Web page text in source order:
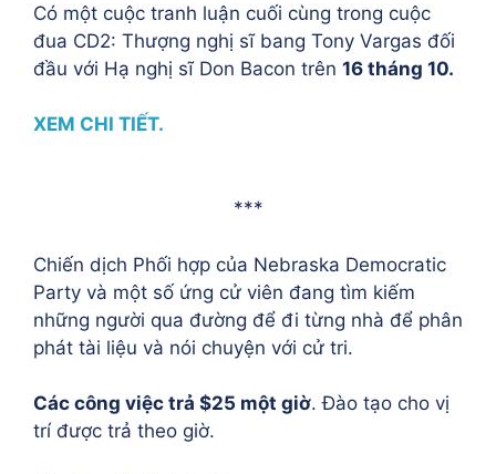
Có một cuộc tranh luận cuối cùng trong cuộc
đua CD2: Thượng nghị sĩ bang Tony Vargas đối
đầu với Hạ nghị sĩ Don Bacon trên 16 tháng 10.
XEM CHI TIẾT.
***
Chiến dịch Phối hợp của Nebraska Democratic
Party và một số ứng cử viên đang tìm kiếm
những người qua đường để đi từng nhà để phân
phát tài liệu và nói chuyện với cử tri.
Các công việc trả $25 một giờ. Đào tạo cho vị
trí được trả theo giờ.